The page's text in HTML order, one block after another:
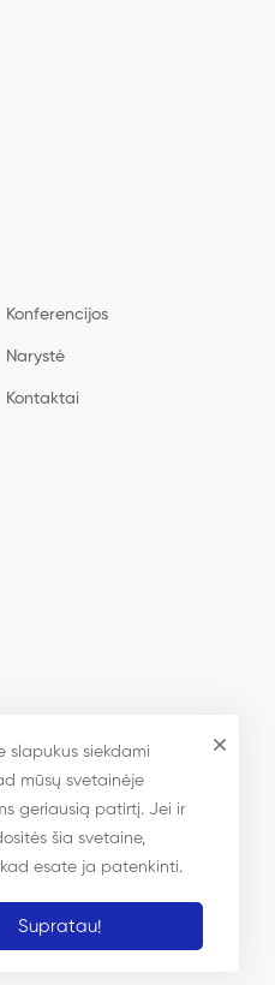
Konferencijos
Narystė
Kontaktai
teisės saugomos
slapukus siekdami
mūsų svetainėje
geriausią patirtį. Jei ir
šia svetaine,
kad esate ja patenkinti.
Supratau!